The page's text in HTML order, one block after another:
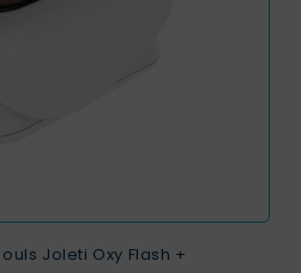
Joleti Oxy Flash +